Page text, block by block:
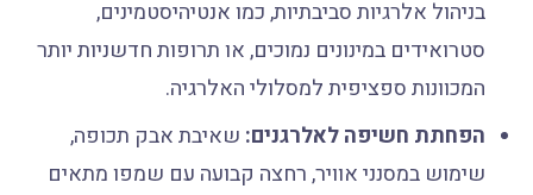
בניהול אלרגיות סביבתיות, כמו אנטיהיסטמינים,
סטרואידים במינונים נמוכים, או תרופות חדשניות יותר
המכוונות ספציפית למסלולי האלרגיה.
הפחתת חשיפה לאלרגנים:שאיבת אבק תכופה,
שימוש במסנני אוויר, רחצה קבועה עם שמפו מתאים